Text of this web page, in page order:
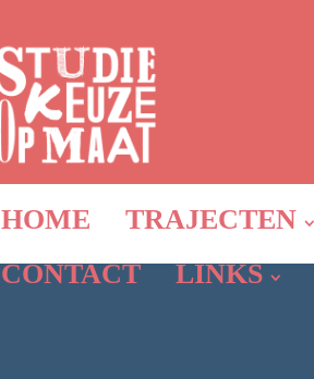
HOME TRAJECTEN
CONTACT
LINKS